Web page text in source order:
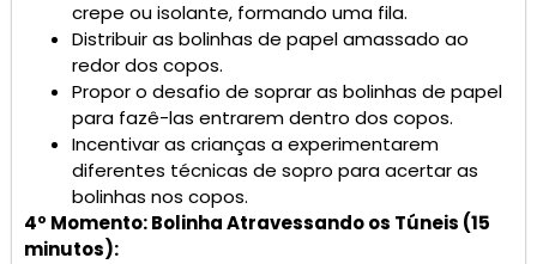
crepe ou isolante, formando uma fila.
Distribuir as bolinhas de papel amassado ao
redor dos copos.
Propor o desafio de soprar as bolinhas de papel
para fazê-las entrarem dentro dos copos.
Incentivar as crianças a experimentarem
diferentes técnicas de sopro para acertar as
bolinhas nos copos.
4º Momento: Bolinha Atravessando os Túneis (15
minutos):